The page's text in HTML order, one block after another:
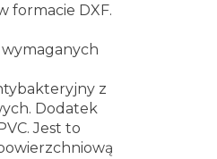
formacie DXF.
z
Dodatek
Jest to